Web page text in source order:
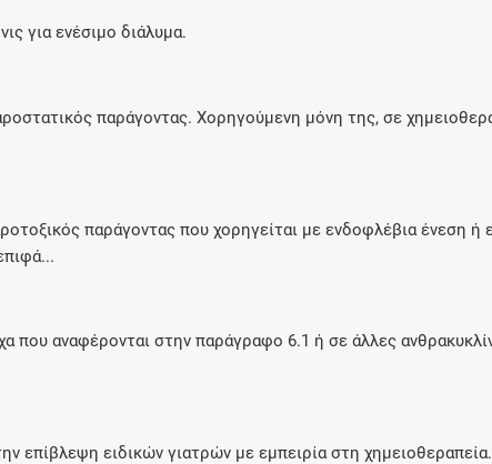
σήμερα
για ενέσιμο διάλυμα.
παράγοντας. Χορηγούμενη μόνη της, σε
παράγοντας που χορηγείται με ενδοφλέβια ένεση
που αναφέρονται στην παράγραφο 6.1 ή σε άλλες
επίβλεψη ειδικών γιατρών με εμπειρία στη